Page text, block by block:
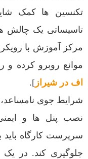
تکنسین ها کمک
تاسیساتی یک
مرکز آموزش با
موانع روبرو کرده و
اف در شیراز ].
شرایط جوی نامساعد،
نصب پنل ها و
سرپرست کارگاه باید